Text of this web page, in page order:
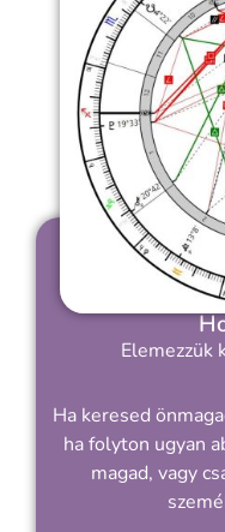
Elemezzük
Ha keresed
ha folyton ugyan
magad, vagy